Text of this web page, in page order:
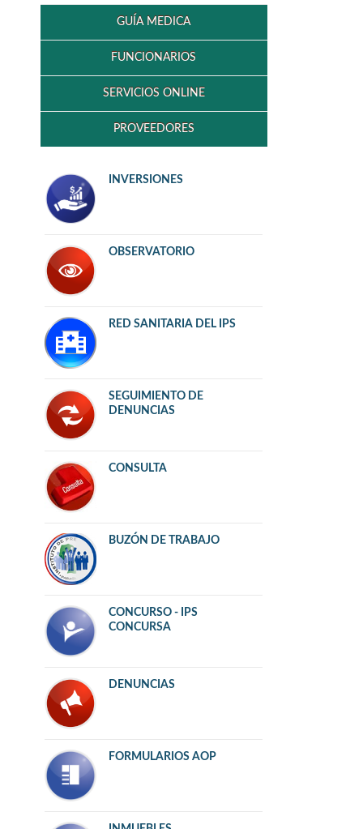
GUÍA MEDICA
FUNCIONARIOS
SERVICIOS ONLINE
PROVEEDORES
INVERSIONES
OBSERVATORIO
RED SANITARIA DEL IPS
SEGUIMIENTO DE
DENUNCIAS
CONSULTA
BUZÓN DE TRABAJO
CONCURSO - IPS
CONCURSA
DENUNCIAS
FORMULARIOS AOP